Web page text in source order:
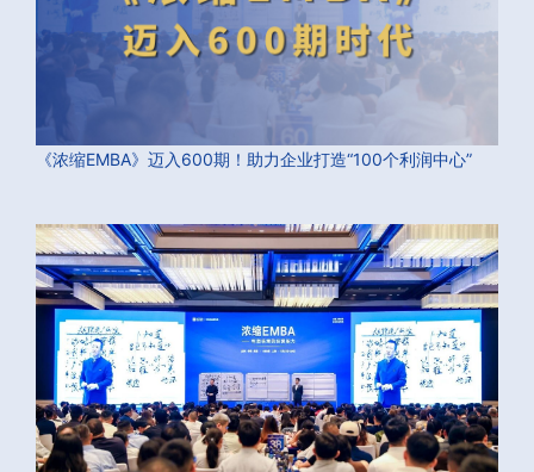
《浓缩EMBA》迈入600期！助力企业打造“100个利润中心”